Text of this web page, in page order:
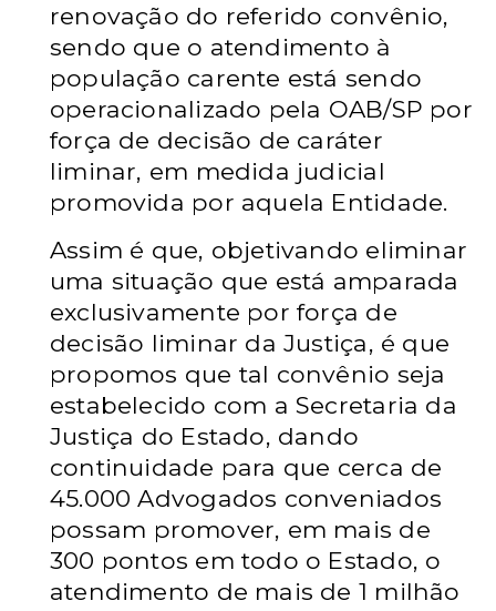
renovação do referido convênio,
sendo que o atendimento à
população carente está sendo
operacionalizado pela OAB/SP por
força de decisão de caráter
liminar, em medida judicial
promovida por aquela Entidade.
Assim é que, objetivando eliminar
uma situação que está amparada
exclusivamente por força de
decisão liminar da Justiça, é que
propomos que tal convênio seja
estabelecido com a Secretaria da
Justiça do Estado, dando
continuidade para que cerca de
45.000 Advogados conveniados
possam promover, em mais de
300 pontos em todo o Estado, o
atendimento de mais de 1 milhão